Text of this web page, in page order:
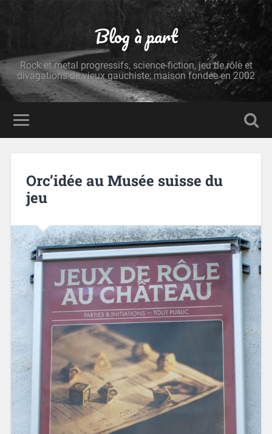
Blog à part
Rock et metal progressifs, science-fiction, jeu de rôle et
divagations de vieux gauchiste; maison fondée en 2002
Orc’idée au Musée suisse du
jeu